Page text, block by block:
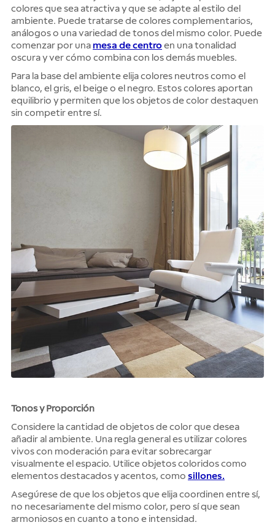
colores que sea atractiva y que se adapte al estilo del
ambiente. Puede tratarse de colores complementarios,
análogos o una variedad de tonos del mismo color. Puede
comenzar por una mesa de centro en una tonalidad
oscura y ver cómo combina con los demás muebles.
Para la base del ambiente elija colores neutros como el
blanco, el gris, el beige o el negro. Estos colores aportan
equilibrio y permiten que los objetos de color destaquen
sin competir entre sí.
Tonos y Proporción
Considere la cantidad de objetos de color que desea
añadir al ambiente. Una regla general es utilizar colores
vivos con moderación para evitar sobrecargar
visualmente el espacio. Utilice objetos coloridos como
elementos destacados y acentos, como sillones.
Asegúrese de que los objetos que elija coordinen entre sí,
no necesariamente del mismo color, pero sí que sean
armoniosos en cuanto a tono e intensidad.